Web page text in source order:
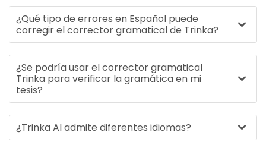
¿Qué tipo de errores en Español puede
corregir el corrector gramatical de Trinka?
¿Se podría usar el corrector gramatical
Trinka para verificar la gramática en mi
tesis?
¿Trinka AI admite diferentes idiomas?